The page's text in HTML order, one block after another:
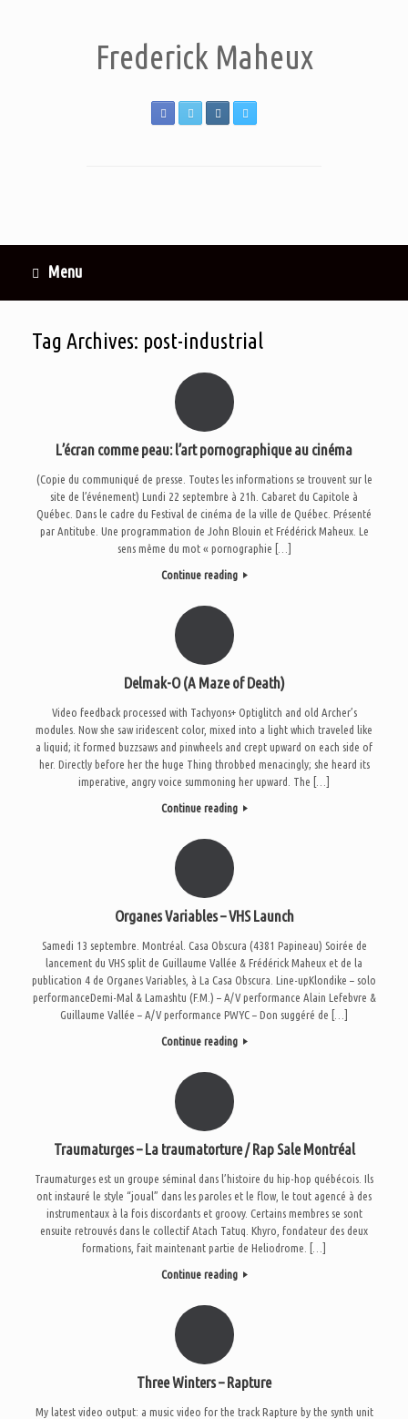
Frederick Maheux
Menu
Tag Archives: post-industrial
L’écran comme peau: l’art pornographique au cinéma
(Copie du communiqué de presse. Toutes les informations se trouvent sur le
site de l’événement) Lundi 22 septembre à 21h. Cabaret du Capitole à
Québec. Dans le cadre du Festival de cinéma de la ville de Québec. Présenté
par Antitube. Une programmation de John Blouin et Frédérick Maheux. Le
sens même du mot « pornographie […]
Continue reading
Delmak-O (A Maze of Death)
Video feedback processed with Tachyons+ Optiglitch and old Archer’s
modules. Now she saw iridescent color, mixed into a light which traveled like
a liquid; it formed buzzsaws and pinwheels and crept upward on each side of
her. Directly before her the huge Thing throbbed menacingly; she heard its
imperative, angry voice summoning her upward. The […]
Continue reading
Organes Variables – VHS Launch
Samedi 13 septembre. Montréal. Casa Obscura (4381 Papineau) Soirée de
lancement du VHS split de Guillaume Vallée & Frédérick Maheux et de la
publication 4 de Organes Variables, à La Casa Obscura. Line-upKlondike – solo
performanceDemi-Mal & Lamashtu (F.M.) – A/V performance Alain Lefebvre &
Guillaume Vallée – A/V performance PWYC – Don suggéré de […]
Continue reading
Traumaturges – La traumatorture / Rap Sale Montréal
Traumaturges est un groupe séminal dans l’histoire du hip-hop québécois. Ils
ont instauré le style “joual” dans les paroles et le flow, le tout agencé à des
instrumentaux à la fois discordants et groovy. Certains membres se sont
ensuite retrouvés dans le collectif Atach Tatuq. Khyro, fondateur des deux
formations, fait maintenant partie de Heliodrome. […]
Continue reading
Three Winters – Rapture
My latest video output: a music video for the track Rapture by the synth unit